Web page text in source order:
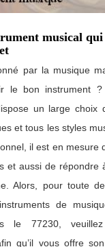
musical
par la musique
le bon instrument ?
un large choix
et tous les styles
il est en mesure
et aussi de répondre
Alors, pour toute
de
le 77230,
qu’il vous offre